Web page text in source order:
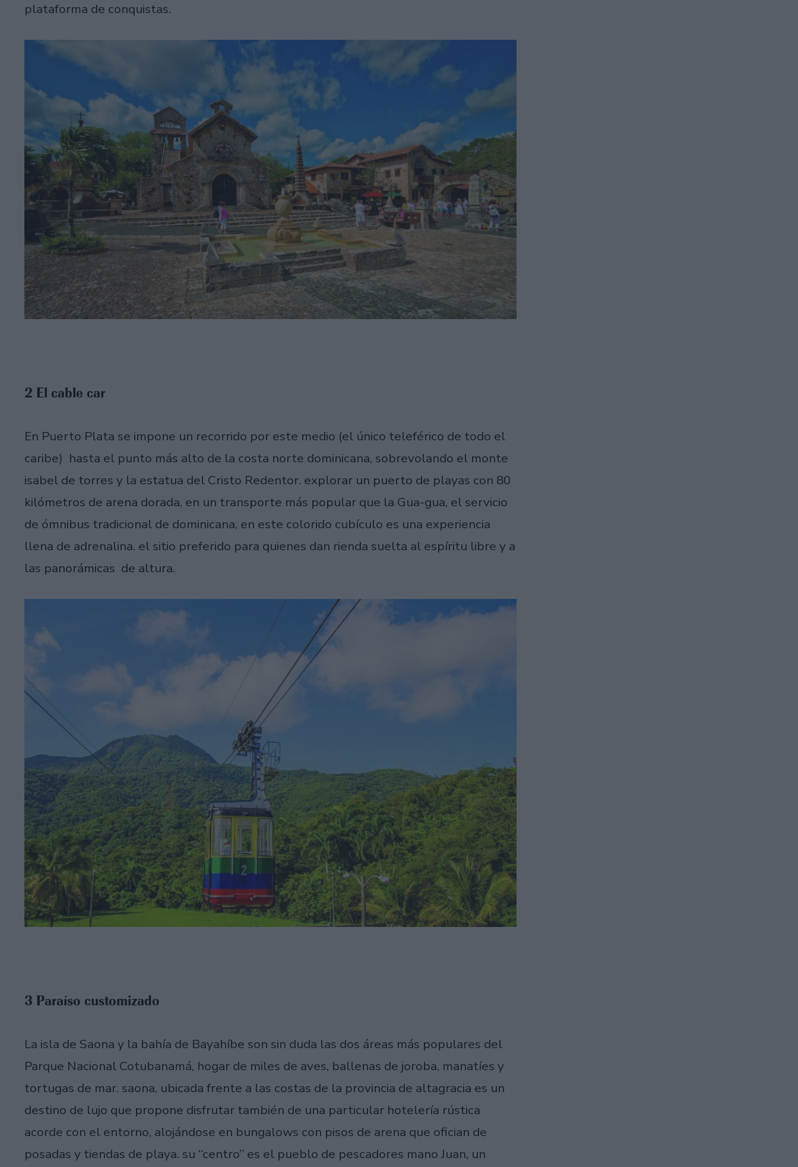
plataforma de conquistas.
2 El cable car
En Puerto Plata se impone un recorrido por este medio (el único teleférico de todo el
caribe) hasta el punto más alto de la costa norte dominicana, sobrevolando el monte
isabel de torres y la estatua del Cristo Redentor. explorar un puerto de playas con 80
kilómetros de arena dorada, en un transporte más popular que la Gua-gua, el servicio
de ómnibus tradicional de dominicana, en este colorido cubículo es una experiencia
llena de adrenalina. el sitio preferido para quienes dan rienda suelta al espíritu libre y a
las panorámicas de altura.
3 Paraíso customizado
La isla de Saona y la bahía de Bayahíbe son sin duda las dos áreas más populares del
Parque Nacional Cotubanamá, hogar de miles de aves, ballenas de joroba, manatíes y
tortugas de mar. saona, ubicada frente a las costas de la provincia de altagracia es un
destino de lujo que propone disfrutar también de una particular hotelería rústica
acorde con el entorno, alojándose en bungalows con pisos de arena que ofician de
posadas y tiendas de playa. su “centro” es el pueblo de pescadores mano Juan, un